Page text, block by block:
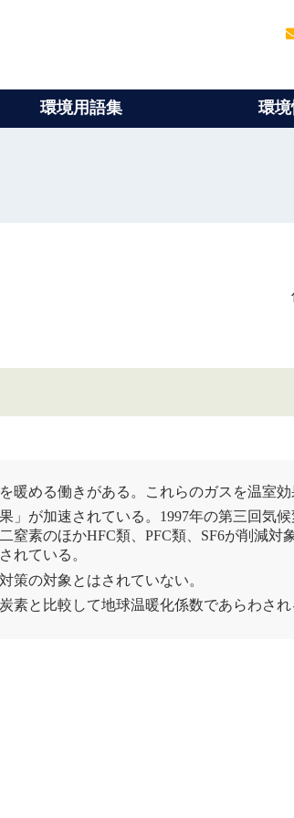
環境用語集 環
暖める働きがある。これらのガスを温室効
」が加速されている。1997年の第三回気
窒素のほかHFC類、PFC類、SF6が削減対
れている。
策の対象とはされていない。
素と比較して地球温暖化係数であらわされ